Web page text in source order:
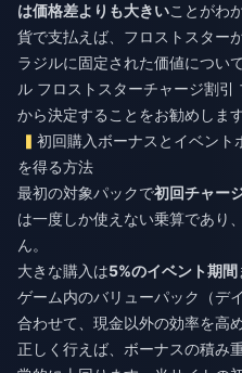
は価格差よりも大きいことがわ
貨で支払えば、フロストスター
ラジルに固定された価値について
ル フロストスターチャージ割引
から決定することをお勧めします
初回購入ボーナスとイベント
を得る方法
最初の対象パックで初回チャー
は一度しか使えない乗算であり
ん。
大きな購入は5%のイベント期間
ゲーム内のバリューパック（デ
合わせて、現金以外の効率を高め
正しく行えば、ボーナスの積み